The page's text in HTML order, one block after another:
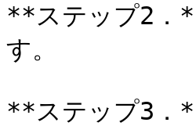
**ステップ2．
す。
**ステップ3．